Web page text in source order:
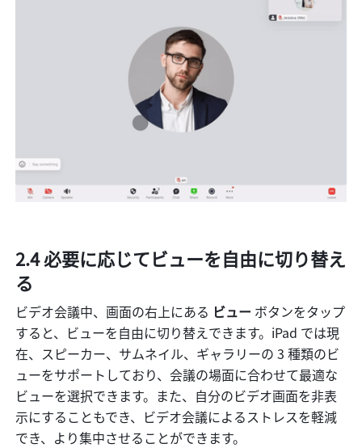
2.4 必要に応じてビューを自由に切り替え
る
ビデオ会議中、画面の右上にある ビュー ボタンをタップ
すると、ビューを自由に切り替えできます。iPad では現
在、スピーカー、サムネイル、ギャラリーの 3 種類のビ
ューをサポートしており、会議の場面に合わせて最適な
ビューを選択できます。また、自分のビデオ画面を非表
示にすることもでき、ビデオ会議によるストレスを軽減
でき、より集中させることができます。